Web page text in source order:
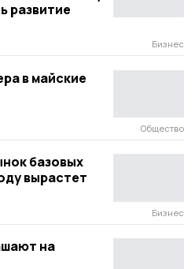
развитие
Бизнес
в майские
Общество
базовых
вырастет
Бизнес
на